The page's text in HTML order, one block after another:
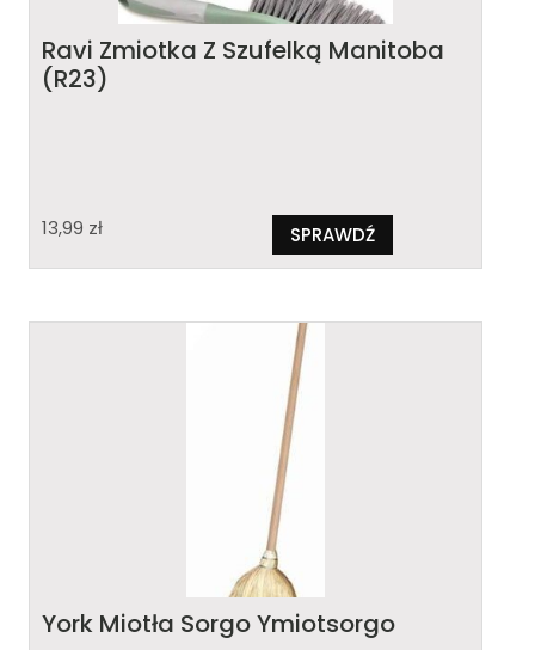
Ravi Zmiotka Z Szufelką Manitoba
(R23)
13,99 zł SPRAWDŹ
York Miotła Sorgo Ymiotsorgo